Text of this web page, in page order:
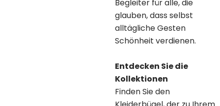
Begleiter für alle, die
glauben, dass selbst
alltägliche Gesten
Schönheit verdienen.
Entdecken Sie die
Kollektionen
Finden Sie den